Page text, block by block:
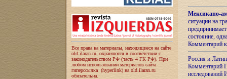
Все права на материалы, находящиеся на сайте
old.ilaran.ru, охраняются в соответствии с
законодательством РФ (часть 4 ГК РФ). При
любом использовании материалов сайта
гиперссылка (hyperlink) на old.ilaran.ru
обязательна.
Мексикано-
ситуации на
состояние,
Комментарий
Россия и
Комментарий